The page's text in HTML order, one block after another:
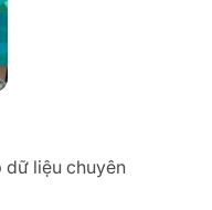
dữ liệu chuyên